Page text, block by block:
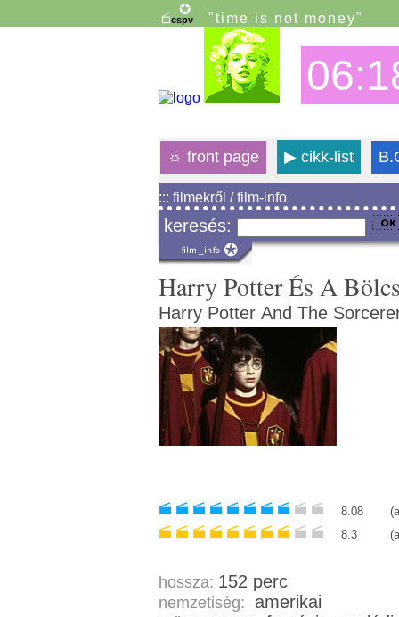
"time is not money"
☼ front page ▶cikk-list
::: filmekről / film-info
keresés:
Harry Potter És A
Harry Potter And The
8.08
8.3
hossza: 152 perc
nemzetiség: amerikai